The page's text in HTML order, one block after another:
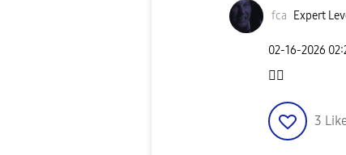
fca Expert
‎02-16-2026
👍🏻
3